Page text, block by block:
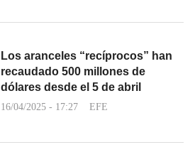
Los aranceles “recíprocos” han
recaudado 500 millones de
dólares desde el 5 de abril
16/04/2025 - 17:27 EFE